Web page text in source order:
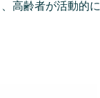
高齢者が活動的に